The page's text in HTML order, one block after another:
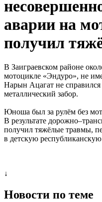
аварии на
получил
В Заиграевском районе
мотоцикле «Эндуро», не
Нарын Ацагат не
металлический забор.
Юноша был за рулём без
В результате
получил тяжёлые травмы,
в детскую
↓
Новости по теме